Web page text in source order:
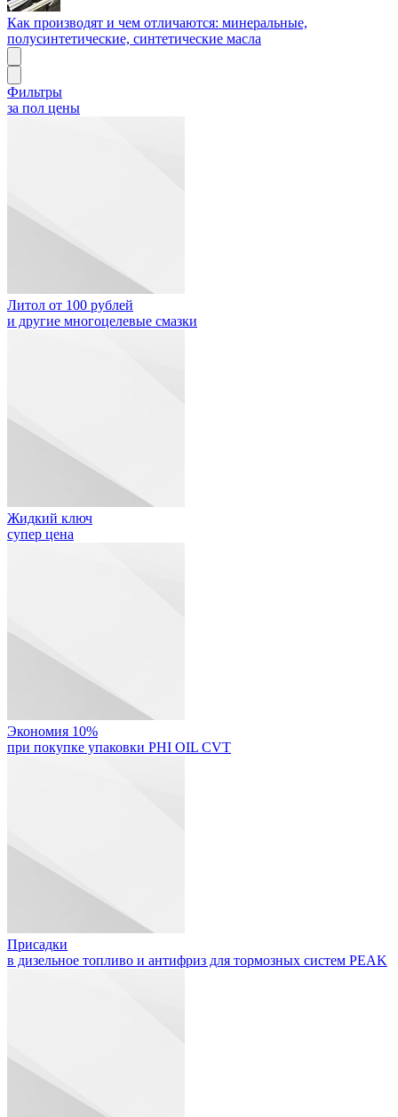
Как производят и чем отличаются: минеральные,
полусинтетические, синтетические масла
Фильтры
за пол цены
Литол от 100 рублей
и другие многоцелевые смазки
Жидкий ключ
супер цена
Экономия 10%
при покупке упаковки PHI OIL CVT
Присадки
в дизельное топливо и антифриз для тормозных систем PEAK